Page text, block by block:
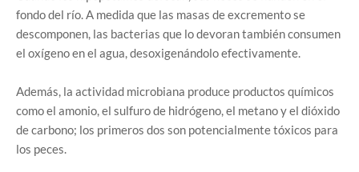
fondo del río. A medida que las masas de excremento se
descomponen, las bacterias que lo devoran también consumen
el oxígeno en el agua, desoxigenándolo efectivamente.
Además, la actividad microbiana produce productos químicos
como el amonio, el sulfuro de hidrógeno, el metano y el dióxido
de carbono; los primeros dos son potencialmente tóxicos para
los peces.